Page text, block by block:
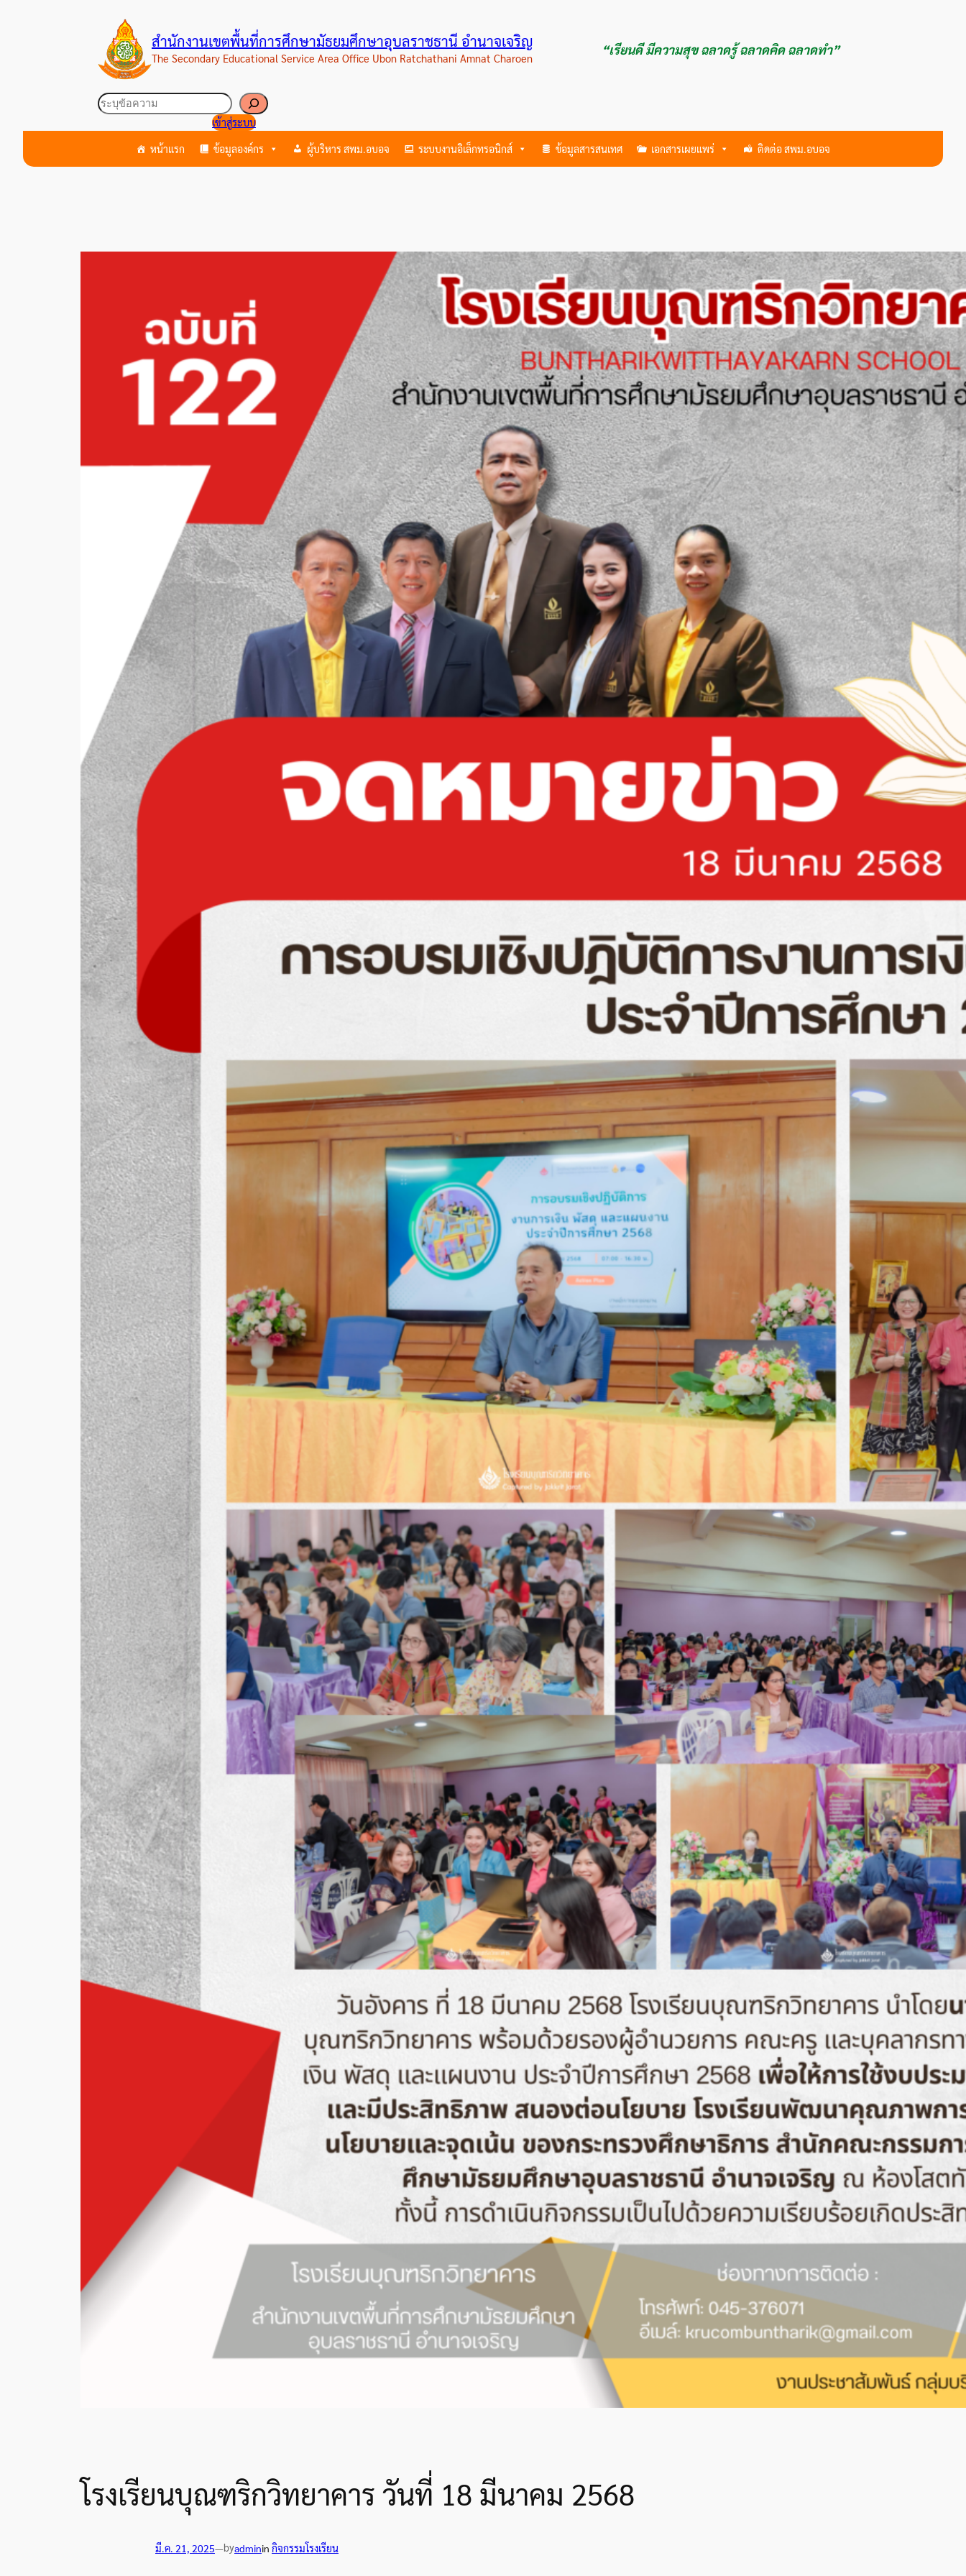
สำนักงานเขตพื้นที่การศึกษามัธยมศึกษาอุบลราชธานี อำนาจเจริญ
The Secondary Educational Service Area Office Ubon Ratchathani Amnat Charoen
“เรียนดี มีความสุข ฉลาดรู้ ฉลาดคิด ฉลาดทำ”
ค้นหา
เข้าสู่ระบบ
หน้าแรก ข้อมูลองค์กร ผู้บริหาร สพม.อบอจ ระบบงานอิเล็กทรอนิกส์ ข้อมูลสารสนเทศ เอกสารเผยแพร่ ติดต่อ สพม.อบอจ
โรงเรียนบุณฑริกวิทยาคาร วันที่ 18 มีนาคม 2568
มี.ค. 21, 2025—byadminin กิจกรรมโรงเรียน